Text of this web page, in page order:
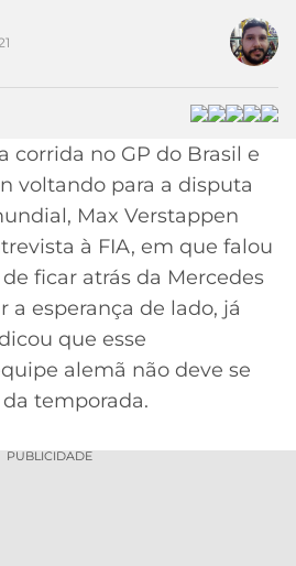
corrida no GP do Brasil e
voltando para a disputa
Max Verstappen
à FIA, em que falou
ficar atrás da Mercedes
a esperança de lado, já
que esse
alemã não deve se
temporada.
PUBLICIDADE